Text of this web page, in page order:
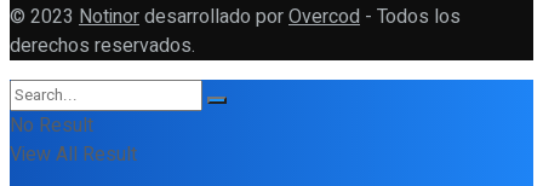
© 2023 Notinordesarrollado porOvercod - Todos los
derechos reservados.
No Result
View All Result